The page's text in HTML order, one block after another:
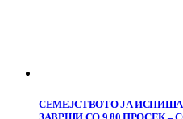
СЕМЕЈСТВОТО ЈА ИСПИША